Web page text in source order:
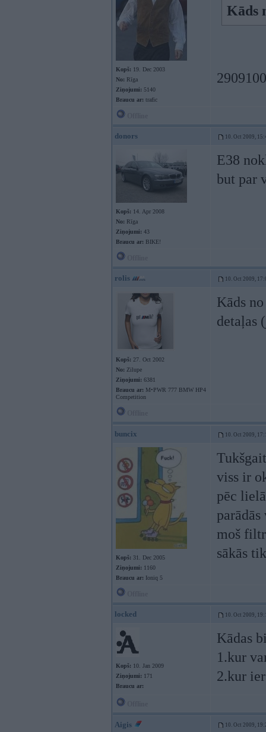
Kopš: 19. Dec 2003
No: Rīga
Ziņojumi: 5140
Braucu ar: trafic
Kāds
donors 10. Oct 2009,
Kopš: 14. Apr 2008
No: Rīga
Ziņojumi: 43
Braucu ar: BIKE!
E38
but par
rolis 10. Oct 2009,
Kopš: 27. Oct 2002
No: Zilupe
Ziņojumi: 6381
Braucu ar: M•PWR 777 BMW HP4
Competition
Kāds
detaļas
buncix 10. Oct 2009,
Kopš: 31. Dec 2005
Ziņojumi: 1160
Braucu ar: Ioniq 5
viss ir
pēc
moš
sākās
locked 10. Oct 2009,
Kopš: 10. Jan 2009
Ziņojumi: 171
Braucu ar:
Kādas
1.kur
2.kur
Aigis 10. Oct 2009,